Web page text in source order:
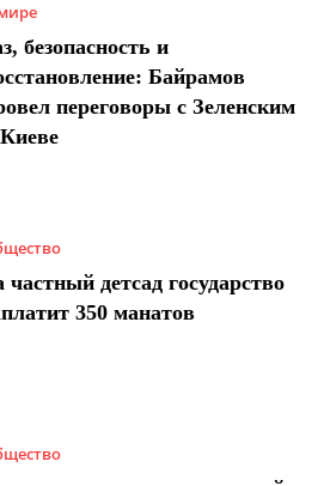
безопасность и
Байрамов
переговоры с Зеленским
частный детсад государство
350 манатов